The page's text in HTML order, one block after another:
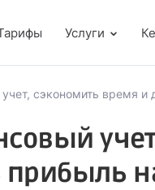
Услуги
сэкономить время и